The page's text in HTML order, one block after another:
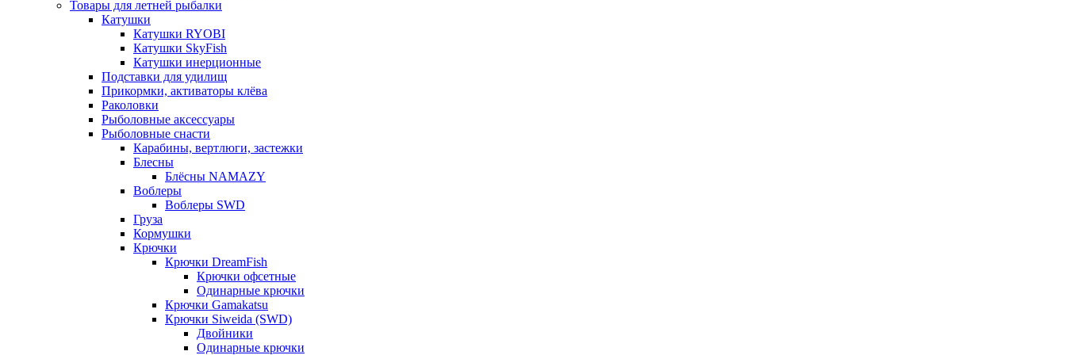
Товары для летней рыбалки
Катушки
Катушки RYOBI
Катушки SkyFish
Катушки инерционные
Подставки для удилищ
Прикормки, активаторы клёва
Раколовки
Рыболовные аксессуары
Рыболовные снасти
Карабины, вертлюги, застежки
Блесны
Блёсны NAMAZY
Воблеры
Воблеры SWD
Груза
Кормушки
Крючки
Крючки DreamFish
Крючки офсетные
Одинарные крючки
Крючки Gamakatsu
Крючки Siweida (SWD)
Двойники
Одинарные крючки